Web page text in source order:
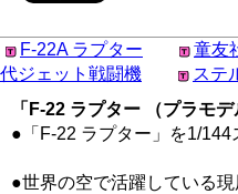
F-22A ラプター 童友
代ジェット戦闘機
ステ
「F-22 ラプター （プラモ
●「F-22 ラプター」を1/144
●世界の空で活躍している